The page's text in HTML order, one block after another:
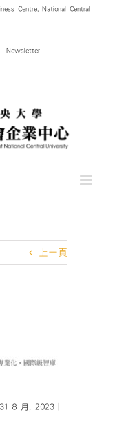
Centre, National Central
Newsletter
上一頁
31 8 月, 2023